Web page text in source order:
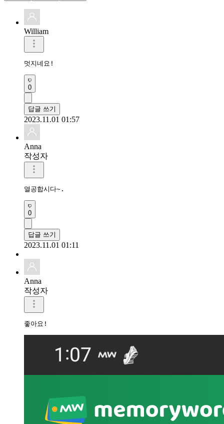
William
멋지네요!
0
답글 쓰기
2023.11.01 01:57
Anna
작성자
열공합시다~.
0
답글 쓰기
2023.11.01 01:11
Anna
작성자
좋아요!